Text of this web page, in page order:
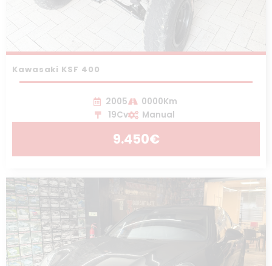
Kawasaki KSF 400
2005
0000Km
19Cv
Manual
9.450€